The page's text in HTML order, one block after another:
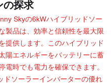
の探求
Skyの6kWハイブリッドソー
製品は、効率と信頼性を最大限
提供します。このハイブリッド
陽エネルギーをバッテリーに蓄
電時でも電力を確保できます。
ドソーラーインバーターの優れ